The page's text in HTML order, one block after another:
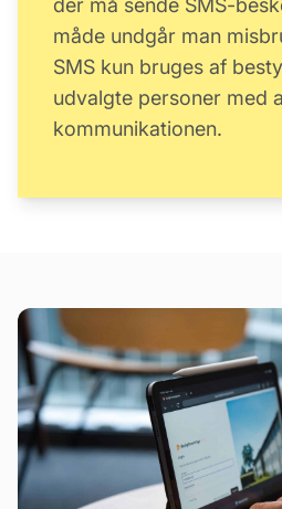
der må sende SMS-
måde undgår man
SMS kun bruges af
udvalgte personer med
kommunikationen.